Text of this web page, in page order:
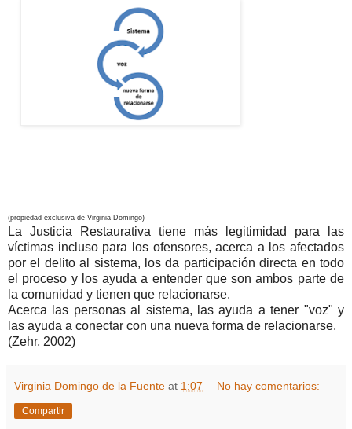
(propiedad exclusiva de Virginia Domingo)
La Justicia Restaurativa tiene más legitimidad para las
víctimas incluso para los ofensores, acerca a los afectados
por el delito al sistema, los da participación directa en todo
el proceso y los ayuda a entender que son ambos parte de
la comunidad y tienen que relacionarse.
Acerca las personas al sistema, las ayuda a tener "voz" y
las ayuda a conectar con una nueva forma de relacionarse.
(Zehr, 2002)
Virginia Domingo de la Fuente at 1:07 No hay comentarios:
Compartir